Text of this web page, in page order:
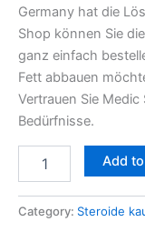
Germany hat die
Shop können Sie
ganz einfach
Fett abbauen
Vertrauen Sie
Bedürfnisse.
Add
Category: Steroide